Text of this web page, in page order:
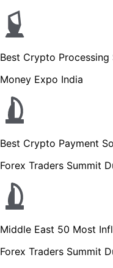
Best Crypto Processing
Money Expo India
Best Crypto Payment
Forex Traders Summit
Middle East 50 Most
Forex Traders Summit